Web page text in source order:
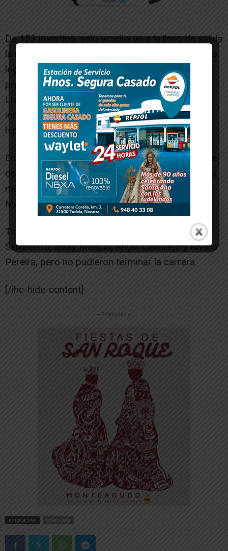
De 153 inscritos, solo acudieron a la linea de salida
la mitad de los participantes y solo 16 corredores
lograron finalizarla. Muchos abandonaron la
prueba sobre todo en la bajada de la Cadena de
Lizarraga a 750 metros, donde algunos de ellos
incluso fueron atendidos por síntomas de
hipotermia.
Entre estos 16 finalistas, estaba un representante
de la SDR Arenas Triatlón, Victor Aguirre, que tras
mucho sufrimiento y esfuerzo llego a la linea de
Meta.
También acudieron sus compañeros Agustin
Salvatierra, Iñaky Maeztu, Angel Castillejo y Alvaro
Pereira, pero no pudieron terminar la carrera.
[/ihc-hide-content]
-- Publicidad --
ETIQUETAS DUATLÓN